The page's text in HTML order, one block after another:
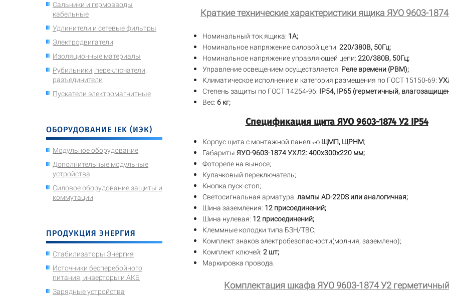
Сальники и гермовводы
кабельные
Удлинители и сетевые фильтры
Электродвигатели
Изоляционные материалы
Рубильники, переключатели,
разъединители
Пускатели электромагнитные
ОБОРУДОВАНИЕ IEK (ИЭК)
Модульное оборудование
Дополнительные модульные
устройства
Силовое оборудование защиты и
коммутации
ПРОДУКЦИЯ ЭНЕРГИЯ
Стабилизаторы Энергия
Источники бесперебойного
питания, инверторы и АКБ
Зарядные устройства
Краткие технические характеристики ящика ЯУО 9603-
Номинальный ток ящика: 1А;
Номинальное напряжение силовой цепи: 220/380В, 50Гц;
Номинальное напряжение управляющей цепи: 220/380В, 50Гц;
Управление освещением осуществляется: Реле времени (РВМ);
Климатическое исполнение и категория размещения по ГОСТ 15150-69:
Степень защиты по ГОСТ 14254-96: IP54, IP65 (герметичный,
Вес: 6 кг;
Спецификация щита ЯУО 9603-1874 У2 IP54
Корпус щита с монтажной панелью ЩМП, ЩРНМ;
Габариты ЯУО-9603-1874 УХЛ2: 400х300х220 мм;
Фотореле на выносе;
Кулачковый переключатель;
Кнопка пуск-стоп;
Светосигнальная арматура: лампы AD-22DS или аналогичная;
Шина заземления: 12 присоединений;
Шина нулевая: 12 присоединений;
Клеммные колодки типа БЗН/ТВС;
Комплект знаков электробезопасности(молния, заземлено);
Комплект ключей: 2 шт;
Маркировка провода.
Комплектация шкафа ЯУО 9603-1874 У2 герметичный